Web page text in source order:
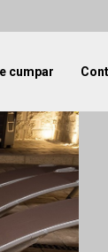
cumpar